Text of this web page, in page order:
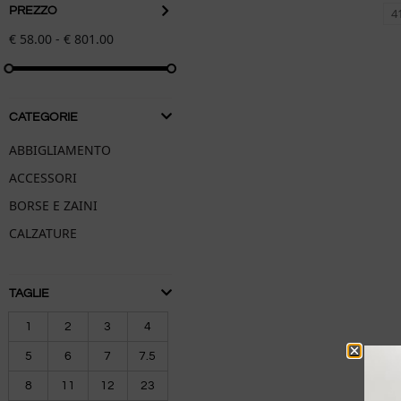
PREZZO
€ 58.00 - € 801.00
CATEGORIE
ABBIGLIAMENTO
ACCESSORI
BORSE E ZAINI
CALZATURE
TAGLIE
1 2 3 4
5 6 7 7.5
8 11 12 23